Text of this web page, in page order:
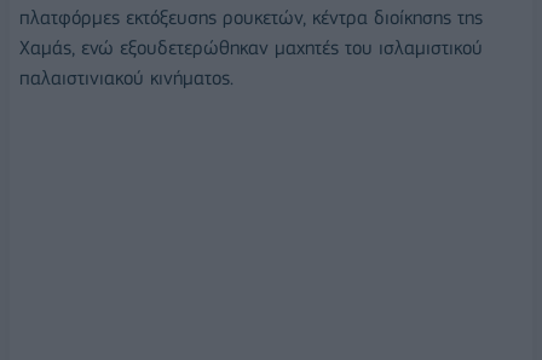
πλατφόρμες εκτόξευσης ρουκετών, κέντρα διοίκησης της
Χαμάς, ενώ εξουδετερώθηκαν μαχητές του ισλαμιστικού
παλαιστινιακού κινήματος.